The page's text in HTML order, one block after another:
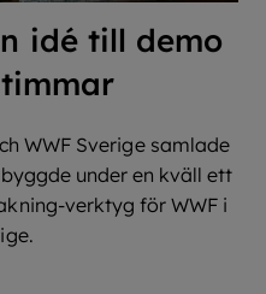
idé till demo
WWF Sverige samlade
under en kväll ett
verktyg för WWF i